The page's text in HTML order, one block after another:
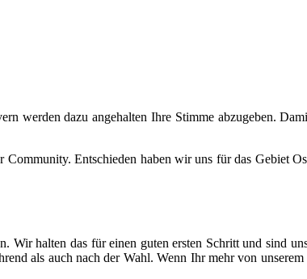
werden dazu angehalten Ihre Stimme abzugeben.
Entschieden haben wir uns für das Gebiet
Wir halten das für einen guten ersten Schritt und sind
als auch nach der Wahl. Wenn Ihr mehr von